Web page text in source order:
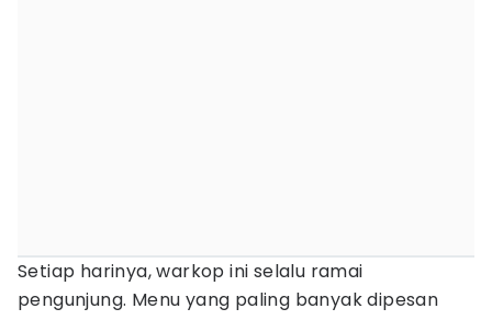
Setiap harinya, warkop ini selalu ramai
pengunjung. Menu yang paling banyak dipesan